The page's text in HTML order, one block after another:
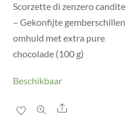
Scorzette di zenzero candite
– Gekonfijte gemberschillen
omhuld met extra pure
chocolade (100 g)
Beschikbaar
Share